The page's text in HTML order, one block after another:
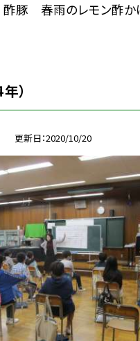
豚 春雨のレモン酢
）
更新日 2020/10/20